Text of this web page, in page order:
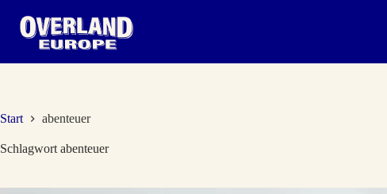
Start
abenteuer
Schlagwort abenteuer